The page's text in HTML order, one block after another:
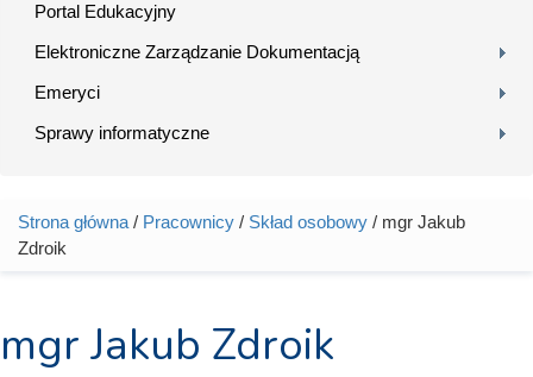
Portal Edukacyjny
Elektroniczne Zarządzanie Dokumentacją
Emeryci
Sprawy informatyczne
Jesteś tutaj
Strona główna / Pracownicy / Skład osobowy / mgr Jakub
Zdroik
mgr Jakub Zdroik